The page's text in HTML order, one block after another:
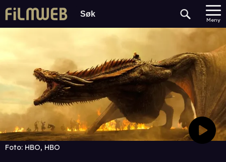
Meny
Foto: HBO, HBO